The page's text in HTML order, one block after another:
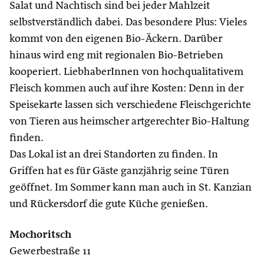
Salat und Nachtisch sind bei jeder Mahlzeit
selbstverständlich dabei. Das besondere Plus: Vieles
kommt von den eigenen Bio-Äckern. Darüber
hinaus wird eng mit regionalen Bio-Betrieben
kooperiert. LiebhaberInnen von hochqualitativem
Fleisch kommen auch auf ihre Kosten: Denn in der
Speisekarte lassen sich verschiedene Fleischgerichte
von Tieren aus heimscher artgerechter Bio-Haltung
finden.
Das Lokal ist an drei Standorten zu finden. In
Griffen hat es für Gäste ganzjährig seine Türen
geöffnet. Im Sommer kann man auch in St. Kanzian
und Rückersdorf die gute Küche genießen.
Mochoritsch
Gewerbestraße 11